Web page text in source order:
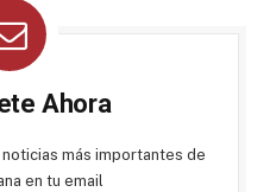
Ahora
más importantes de
en tu email